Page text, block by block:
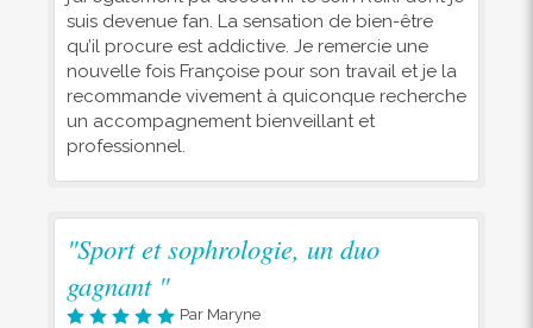
suis devenue fan. La sensation de bien-être
qu’il procure est addictive. Je remercie une
nouvelle fois Françoise pour son travail et je la
recommande vivement à quiconque recherche
un accompagnement bienveillant et
professionnel.
"Sport et sophrologie, un duo
gagnant "
Par Maryne